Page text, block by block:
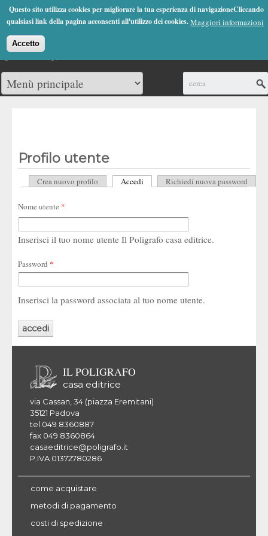
Questo sito utilizza cookies per migliorare la tua esperienza di navigazioneCliccando
qualsiasi link della pagina acconsenti all'utilizzo dei cookies.Maggiori informazioni
Accetto
Jump to Navigation
(0)
Profilo utente
Schede primarie
Crea nuovo profilo Accedi (scheda attiva)
Richiedi nuova password
Nome utente *
Inserisci il tuo nome utente Il Poligrafo casa editrice.
Password *
Inserisci la password associata al tuo nome utente.
IL POLIGRAFO
casa editrice
via Cassan, 34 (piazza Eremitani)
35121 Padova
tel 049 8360887
fax 049 8360864
casaeditrice@poligrafo.it
P.IVA 01372780286
come acquistare
metodi di pagamento
costi di spedizione